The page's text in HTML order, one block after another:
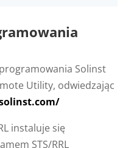
Solinst
Utility, odwiedzając
instaluje się
STS/RRL